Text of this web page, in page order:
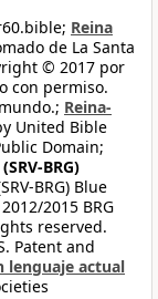
Reina
de La Santa
© 2017 por
con permiso.
Reina-
United Bible
Domain;
(SRV-BRG)
BRG) Blue
2015 BRG
reserved.
Patent and
lenguaje actual